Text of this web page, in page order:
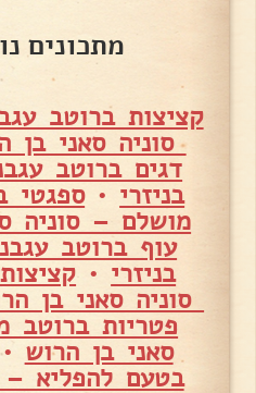
מתכונים
קציצות ברוטב
סוניה סאני בן
דגים ברוטב
בניזרי •ספגטי
מושלם – סוניה
עוף ברוטב
בניזרי •
סוניה סאני בן
פטריות ברוטב
סאני בן הרוש
בטעם להפליא –